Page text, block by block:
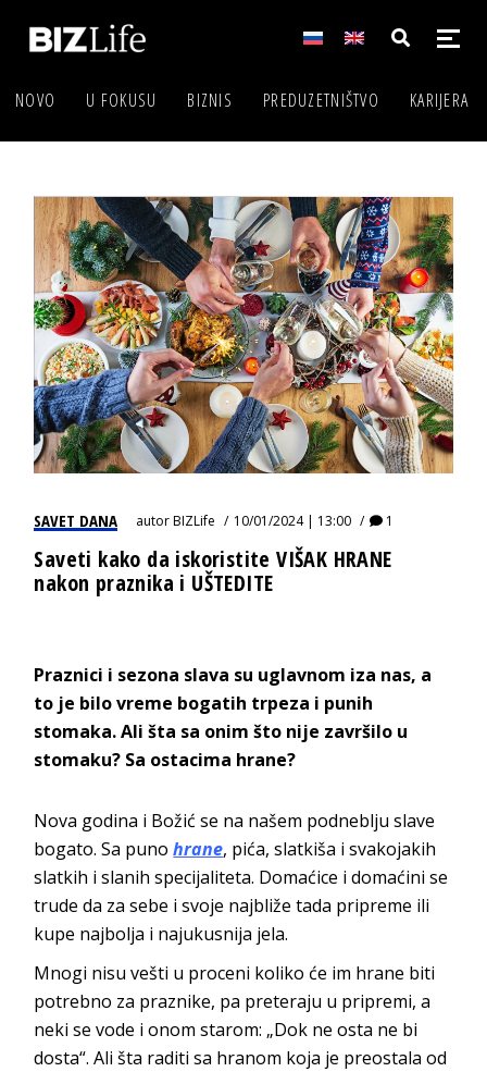
NOVO U FOKUSU BIZNIS PREDUZETNIŠTVO KARIJERA
SAVET DANA autorBIZLife 10/01/2024 | 13:00 1
Saveti kako da iskoristite VIŠAK HRANE
nakon praznika i UŠTEDITE
Praznici i sezona slava su uglavnom iza nas, a
to je bilo vreme bogatih trpeza i punih
stomaka. Ali šta sa onim što nije završilo u
stomaku? Sa ostacima hrane?
Nova godina i Božić se na našem podneblju slave
bogato. Sa punohrane, pića, slatkiša i svakojakih
slatkih i slanih specijaliteta. Domaćice i domaćini se
trude da za sebe i svoje najbliže tada pripreme ili
kupe najbolja i najukusnija jela.
Mnogi nisu vešti u proceni koliko će im hrane biti
potrebno za praznike, pa preteraju u pripremi, a
neki se vode i onom starom: „Dok ne osta ne bi
dosta“. Ali šta raditi sa hranom koja je preostala od